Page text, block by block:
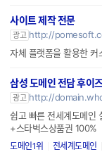
할인무료배송
사이트 제작 전문
광고 http://
자체 플랫폼을 활용한 커
삼성 도메인 전담 후이즈
광고 http://
쉽고 빠른 전세계도메인
+스타벅스상품권 100%